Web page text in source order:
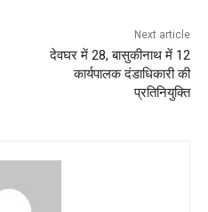
Next article
देवघर में 28, बासुकीनाथ में 12
कार्यपालक दंडाधिकारी की
प्रतिनियुक्ति